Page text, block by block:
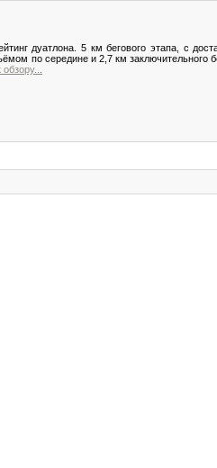
дуатлона. 5 км бегового этапа, с
по середине и 2,7 км заключительного